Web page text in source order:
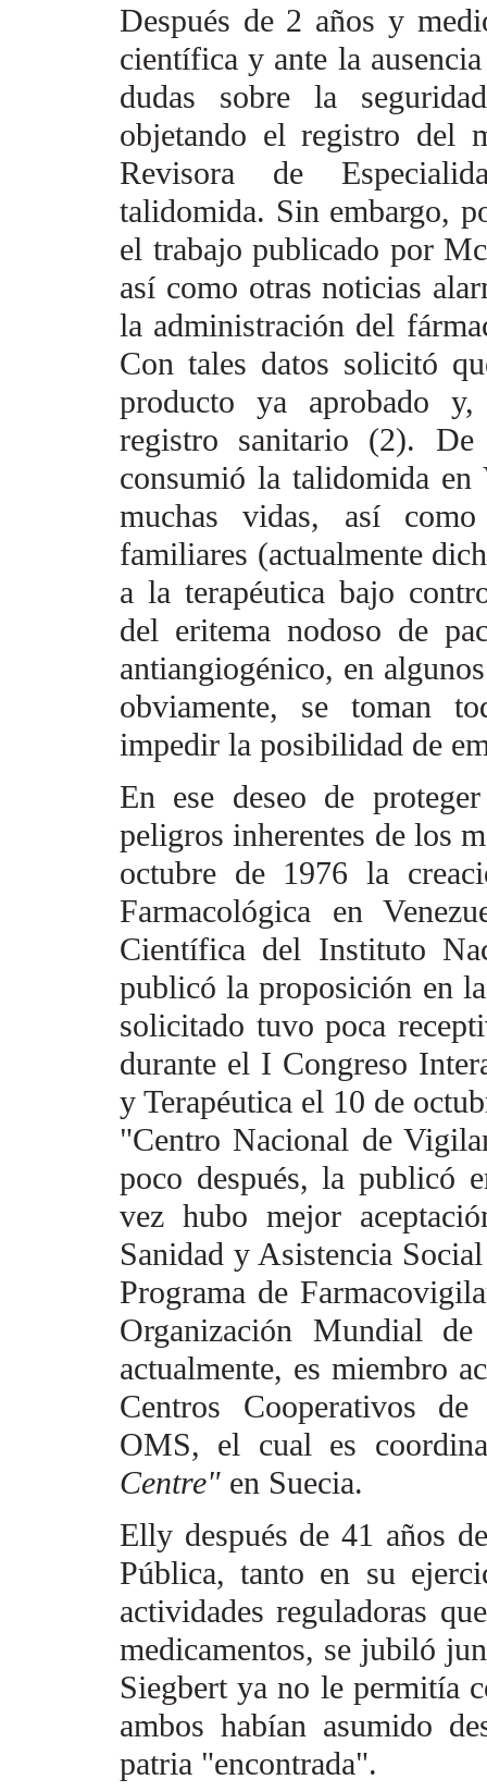
Después de 2 años y
científica y ante la
dudas sobre la
objetando el registro del
Revisora de
talidomida. Sin embargo,
el trabajo publicado por
así como otras noticias
la administración del
Con tales datos solicitó
producto ya aprobado
registro sanitario (2).
consumió la talidomida en
muchas vidas, así como
familiares (actualmente
a la terapéutica bajo
del eritema nodoso de
antiangiogénico, en algunos
obviamente, se toman
impedir la posibilidad de
En ese deseo de
peligros inherentes de los
octubre de 1976 la
Farmacológica en
Científica del Instituto
publicó la proposición en
solicitado tuvo poca
durante el I Congreso
y Terapéutica el 10 de
"Centro Nacional de
poco después, la publicó
vez hubo mejor
Sanidad y Asistencia
Programa de
Organización Mundial
actualmente, es miembro
Centros Cooperativos de
OMS, el cual es
Centre" en Suecia.
Elly después de 41 años
Pública, tanto en su
actividades reguladoras
medicamentos, se jubiló
Siegbert ya no le permitía
ambos habían asumido
patria "encontrada".